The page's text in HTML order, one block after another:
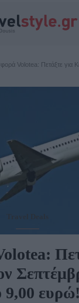
Volotea: Πετάξτε για
9,00 ευρώ!